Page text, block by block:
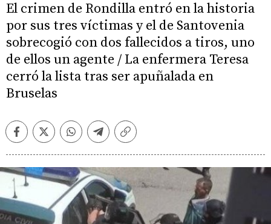
El crimen de Rondilla entró en la historia
por sus tres víctimas y el de Santovenia
sobrecogió con dos fallecidos a tiros, uno
de ellos un agente / La enfermera Teresa
cerró la lista tras ser apuñalada en
Bruselas
FacebookTwitterWhatsappTelegramCopiar